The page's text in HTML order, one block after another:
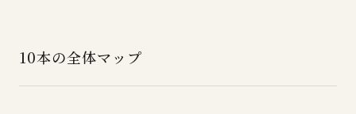
10本の全体マップ